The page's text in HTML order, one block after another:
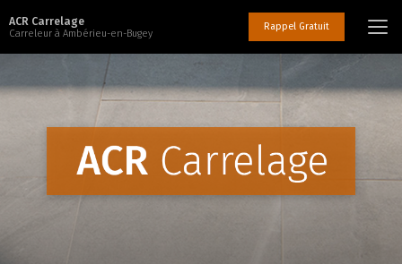
auACR Carrelage
Carreleur à Ambérieu-en-Bugey
Rappel Gratuit